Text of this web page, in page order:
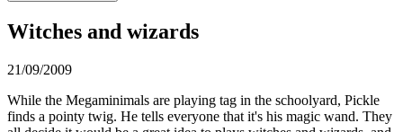
Witches and wizards
21/09/2009
While the Megaminimals are playing tag in the schoolyard, Pickle
finds a pointy twig. He tells everyone that it's his magic wand. They